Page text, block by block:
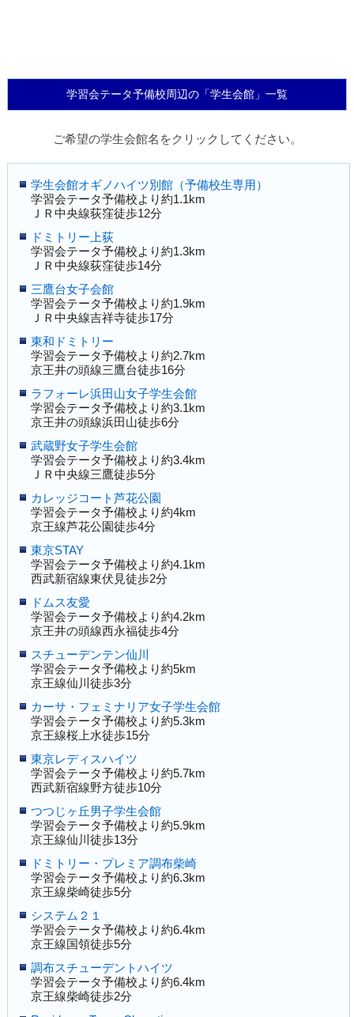
学習会テータ予備校周辺の「学生会館」一覧
ご希望の学生会館名をクリックしてください。
学生会館オギノハイツ別館（予備校生専用）
学習会テータ予備校より約1.1km
ＪＲ中央線荻窪徒歩12分
ドミトリー上荻
学習会テータ予備校より約1.3km
ＪＲ中央線荻窪徒歩14分
三鷹台女子会館
学習会テータ予備校より約1.9km
ＪＲ中央線吉祥寺徒歩17分
東和ドミトリー
学習会テータ予備校より約2.7km
京王井の頭線三鷹台徒歩16分
ラフォーレ浜田山女子学生会館
学習会テータ予備校より約3.1km
京王井の頭線浜田山徒歩6分
武蔵野女子学生会館
学習会テータ予備校より約3.4km
ＪＲ中央線三鷹徒歩5分
カレッジコート芦花公園
学習会テータ予備校より約4km
京王線芦花公園徒歩4分
東京STAY
学習会テータ予備校より約4.1km
西武新宿線東伏見徒歩2分
ドムス友愛
学習会テータ予備校より約4.2km
京王井の頭線西永福徒歩4分
スチューデンテン仙川
学習会テータ予備校より約5km
京王線仙川徒歩3分
カーサ・フェミナリア女子学生会館
学習会テータ予備校より約5.3km
京王線桜上水徒歩15分
東京レディスハイツ
学習会テータ予備校より約5.7km
西武新宿線野方徒歩10分
つつじヶ丘男子学生会館
学習会テータ予備校より約5.9km
京王線仙川徒歩13分
ドミトリー・プレミア調布柴崎
学習会テータ予備校より約6.3km
京王線柴崎徒歩5分
システム２１
学習会テータ予備校より約6.4km
京王線国領徒歩5分
調布スチューデントハイツ
学習会テータ予備校より約6.4km
京王線柴崎徒歩2分